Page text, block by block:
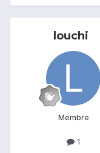
louchi
Membre
1